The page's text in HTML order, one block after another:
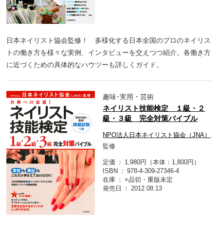
日本ネイリスト協会監修！ 多様化する日本全国のプロのネイリス
トの働き方を様々な実例、インタビューを交えつつ紹介。各働き方
に近づくための具体的なハウツーも詳しくガイド。
趣味･実用・芸術
ネイリスト技能検定 １級・２
級・３級 完全対策バイブル
NPO法人日本ネイリスト協会（JNA）
監修
定価
1,980円（本体：1,800円）
ISBN
978-4-309-27346-4
在庫
×品切・重版未定
発売日
2012.08.13